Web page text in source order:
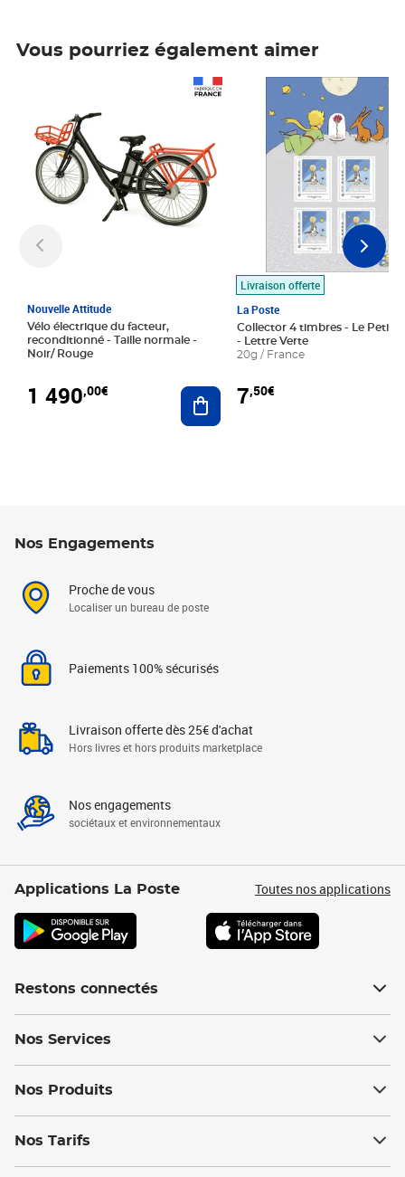
Vous pourriez également aimer
Nouvelle Attitude
Vélo électrique du facteur,
reconditionné - Taille normale -
Noir/ Rouge
1 490,00€ Ajouter au panier
Livraison offerte
La Poste
Collector 4 timbres - Le Petit
- Lettre Verte
20g / France
7,50€
Prix 7,50€
Nos Engagements
Proche de vous
Localiser un bureau de poste
Paiements 100% sécurisés
Livraison offerte dès 25€ d'achat
Hors livres et hors produits marketplace
Nos engagements
sociétaux et environnementaux
Applications La Poste Toutes nos applications
Restons connectés
Nos Services
Nos Produits
Nos Tarifs